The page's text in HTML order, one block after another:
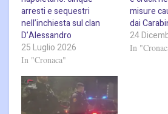
arresti e sequestri
nell’inchiesta sul clan
D’Alessandro
25 Luglio 2026
In "Cronaca"
misure
dai
24
In